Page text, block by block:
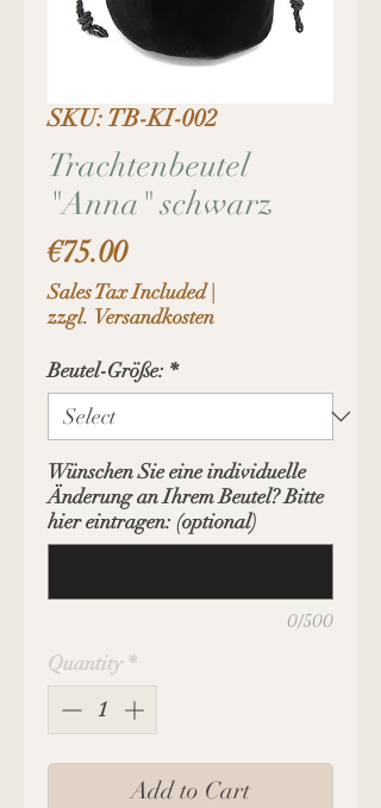
SKU: TB-KI-002
Trachtenbeutel
"Anna" schwarz
€75.00Price
Sales Tax Included|
zzgl. Versandkosten
Beutel-Größe: *
Wünschen Sie eine individuelle
Änderung an Ihrem Beutel? Bitte
hier eintragen: (optional)
0/500
Quantity *
Add to Cart